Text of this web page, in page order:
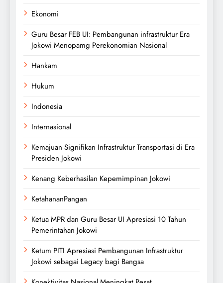
Ekonomi
Guru Besar FEB UI: Pembangunan infrastruktur Era
Jokowi Menopamg Perekonomian Nasional
Hankam
Hukum
Indonesia
Internasional
Kemajuan Signifikan Infrastruktur Transportasi di Era
Presiden Jokowi
Kenang Keberhasilan Kepemimpinan Jokowi
KetahananPangan
Ketua MPR dan Guru Besar UI Apresiasi 10 Tahun
Pemerintahan Jokowi
Ketum PITI Apresiasi Pembangunan Infrastruktur
Jokowi sebagai Legacy bagi Bangsa